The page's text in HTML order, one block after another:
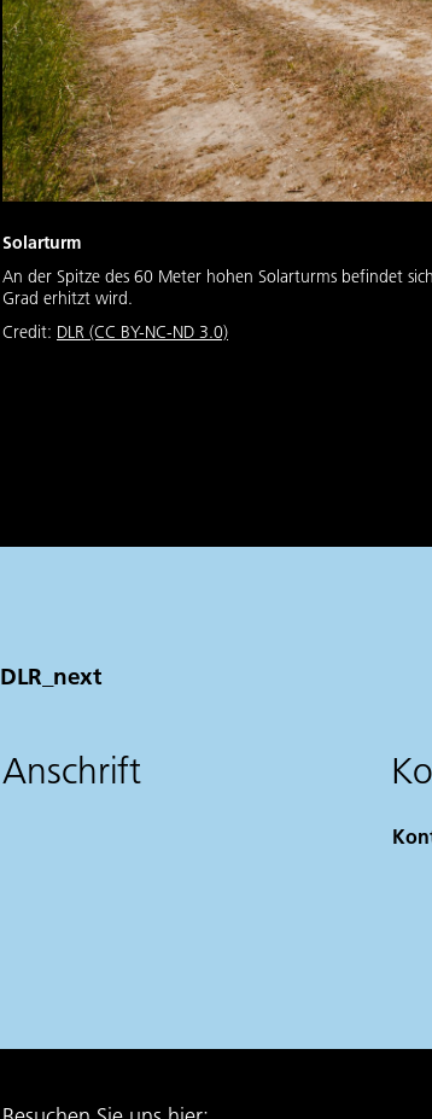
Solarturm
An der Spitze des 60 Meter hohen Solarturms befindet
Grad erhitzt wird.
Credit: DLR (CC BY-NC-ND 3.0)
DLR_next
Anschrift